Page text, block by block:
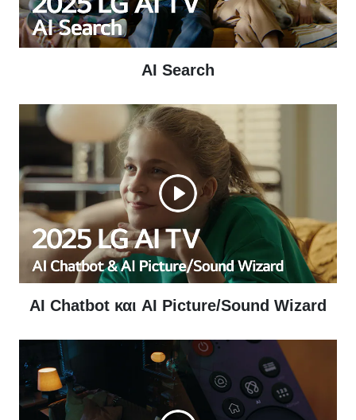
AI Search
AI Chatbot και AI Picture/Sound Wizard